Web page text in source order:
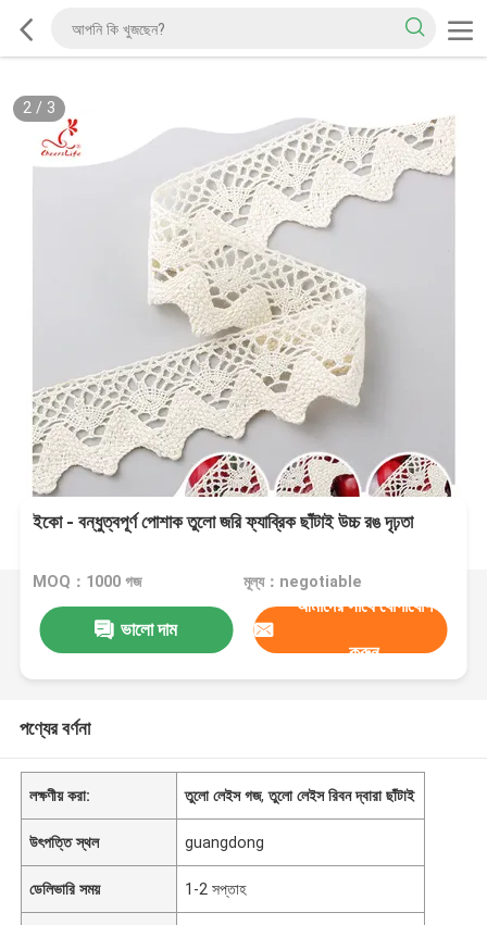
2/ 3
ইকো - বন্ধুত্বপূর্ণ পোশাক তুলো জরি ফ্যাব্রিক ছাঁটাই উচ্চ রঙ দৃঢ়তা
MOQ：1000 গজ মূল্য：negotiable
ভালো দাম
আমাদের সাথে যোগাযোগ
করুন
পণ্যের বর্ণনা
লক্ষণীয় করা: তুলো লেইস গজ,তুলো লেইস রিবন দ্বারা ছাঁটাই
উৎপত্তি স্থল guangdong
ডেলিভারি সময় 1-2 সপ্তাহ